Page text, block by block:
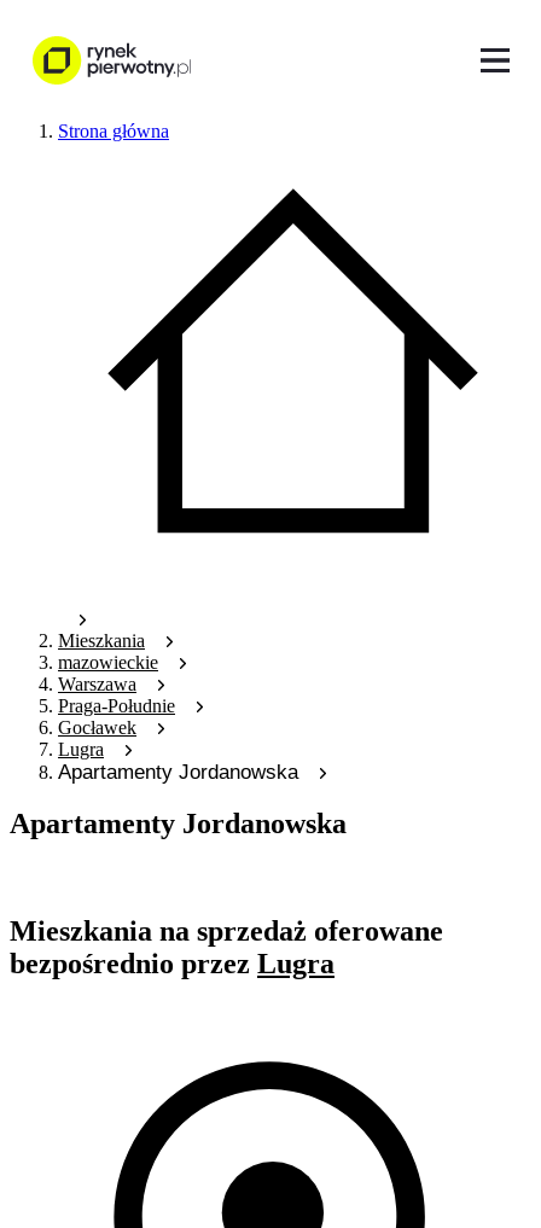
Strona główna
Mieszkania
mazowieckie
Warszawa
Praga-Południe
Gocławek
Lugra
Apartamenty Jordanowska
Apartamenty Jordanowska
Mieszkania na sprzedaż oferowane
bezpośrednio przez Lugra